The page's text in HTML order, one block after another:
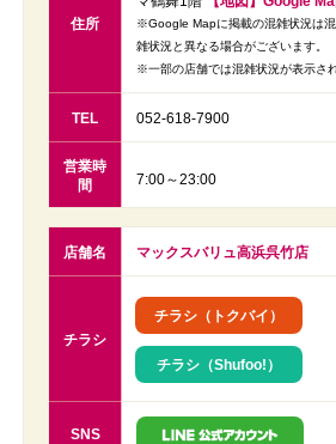
住所
※Google Mapに掲載の混雑状況は
雑状況と異なる場合がございます。
※一部の店舗では混雑状況が表示さ
TEL 052-618-7900
営業時
間
7:00～23:00
店舗名 マックスバリュ高浜呉竹店
チラシ
チラシ（トクバイ）
チラシ（Shufoo!）
SNS